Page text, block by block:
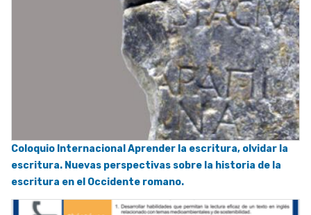
Coloquio Internacional Aprender la escritura, olvidar la
escritura. Nuevas perspectivas sobre la historia de la
escritura en el Occidente romano.